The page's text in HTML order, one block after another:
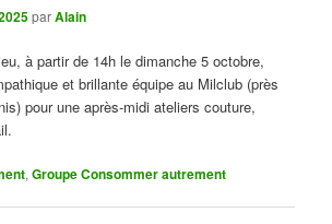
parAlain
à partir de 14h le dimanche 5 octobre,
et brillante équipe au Milclub (près
pour une après-midi ateliers couture,
,Groupe Consommer autrement